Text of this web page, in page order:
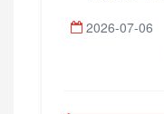
2026-07-06